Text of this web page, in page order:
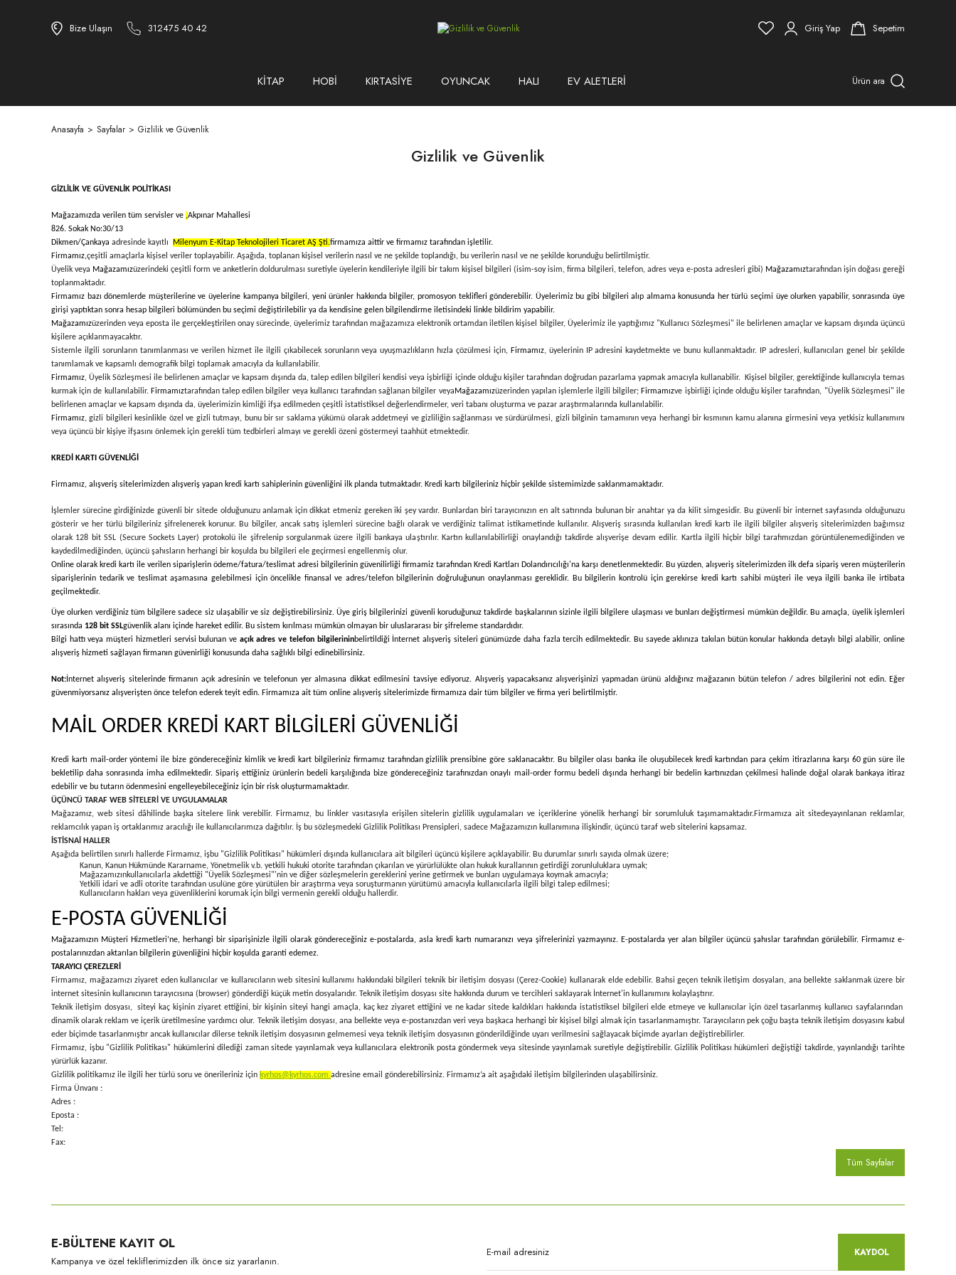
Bize Ulaşın 312475 40 42 Giriş Yap Sepetim
KİTAP HOBİ KIRTASİYE OYUNCAK HALI EV ALETLERİ Ürün ara
Anasayfa Sayfalar Gizlilik ve Güvenlik
Gizlilik ve Güvenlik
GİZLİLİK VE GÜVENLİK POLİTİKASI
Mağazamızda verilen tüm servisler ve ,Akpınar Mahallesi
826. Sokak No:30/13
Dikmen/Çankaya adresinde kayıtlı Milenyum E-Kitap Teknolojileri Ticaret AŞ Şti.firmamıza aittir ve firmamız tarafından işletilir.
Firmamız,çeşitli amaçlarla kişisel veriler toplayabilir. Aşağıda, toplanan kişisel verilerin nasıl ve ne şekilde toplandığı, bu verilerin nasıl ve ne şekilde korunduğu belirtilmiştir.
Üyelik veya Mağazamızüzerindeki çeşitli form ve anketlerin doldurulması suretiyle üyelerin kendileriyle ilgili bir takım kişisel bilgileri (isim-soy isim, firma bilgileri, telefon, adres veya e-posta adresleri gibi) Mağazamıztarafından işin doğası gereği
toplanmaktadır.
Firmamız bazı dönemlerde müşterilerine ve üyelerine kampanya bilgileri, yeni ürünler hakkında bilgiler, promosyon teklifleri gönderebilir. Üyelerimiz bu gibi bilgileri alıp almama konusunda her türlü seçimi üye olurken yapabilir, sonrasında üye
girişi yaptıktan sonra hesap bilgileri bölümünden bu seçimi değiştirilebilir ya da kendisine gelen bilgilendirme iletisindeki linkle bildirim yapabilir.
Mağazamızüzerinden veya eposta ile gerçekleştirilen onay sürecinde, üyelerimiz tarafından mağazamıza elektronik ortamdan iletilen kişisel bilgiler, Üyelerimiz ile yaptığımız "Kullanıcı Sözleşmesi" ile belirlenen amaçlar ve kapsam dışında üçüncü
kişilere açıklanmayacaktır.
Sistemle ilgili sorunların tanımlanması ve verilen hizmet ile ilgili çıkabilecek sorunların veya uyuşmazlıkların hızla çözülmesi için, Firmamız, üyelerinin IP adresini kaydetmekte ve bunu kullanmaktadır. IP adresleri, kullanıcıları genel bir şekilde
tanımlamak ve kapsamlı demografik bilgi toplamak amacıyla da kullanılabilir.
Firmamız, Üyelik Sözleşmesi ile belirlenen amaçlar ve kapsam dışında da, talep edilen bilgileri kendisi veya işbirliği içinde olduğu kişiler tarafından doğrudan pazarlama yapmak amacıyla kullanabilir. Kişisel bilgiler, gerektiğinde kullanıcıyla temas
kurmak için de kullanılabilir. Firmamıztarafından talep edilen bilgiler veya kullanıcı tarafından sağlanan bilgiler veya Mağazamızüzerinden yapılan işlemlerle ilgili bilgiler; Firmamızve işbirliği içinde olduğu kişiler tarafından, "Üyelik Sözleşmesi" ile
belirlenen amaçlar ve kapsam dışında da, üyelerimizin kimliği ifşa edilmeden çeşitli istatistiksel değerlendirmeler, veri tabanı oluşturma ve pazar araştırmalarında kullanılabilir.
Firmamız, gizli bilgileri kesinlikle özel ve gizli tutmayı, bunu bir sır saklama yükümü olarak addetmeyi ve gizliliğin sağlanması ve sürdürülmesi, gizli bilginin tamamının veya herhangi bir kısmının kamu alanına girmesini veya yetkisiz kullanımını
veya üçüncü bir kişiye ifşasını önlemek için gerekli tüm tedbirleri almayı ve gerekli özeni göstermeyi taahhüt etmektedir.
KREDİ KARTI GÜVENLİĞİ
Firmamız, alışveriş sitelerimizden alışveriş yapan kredi kartı sahiplerinin güvenliğini ilk planda tutmaktadır. Kredi kartı bilgileriniz hiçbir şekilde sistemimizde saklanmamaktadır.
İşlemler sürecine girdiğinizde güvenli bir sitede olduğunuzu anlamak için dikkat etmeniz gereken iki şey vardır. Bunlardan biri tarayıcınızın en alt satırında bulunan bir anahtar ya da kilit simgesidir. Bu güvenli bir internet sayfasında olduğunuzu
gösterir ve her türlü bilgileriniz şifrelenerek korunur. Bu bilgiler, ancak satış işlemleri sürecine bağlı olarak ve verdiğiniz talimat istikametinde kullanılır. Alışveriş sırasında kullanılan kredi kartı ile ilgili bilgiler alışveriş sitelerimizden bağımsız
olarak 128 bit SSL (Secure Sockets Layer) protokolü ile şifrelenip sorgulanmak üzere ilgili bankaya ulaştırılır. Kartın kullanılabilirliği onaylandığı takdirde alışverişe devam edilir. Kartla ilgili hiçbir bilgi tarafımızdan görüntülenemediğinden ve
kaydedilmediğinden, üçüncü şahısların herhangi bir koşulda bu bilgileri ele geçirmesi engellenmiş olur.
Online olarak kredi kartı ile verilen siparişlerin ödeme/fatura/teslimat adresi bilgilerinin güvenilirliği firmamiz tarafından Kredi Kartları Dolandırıcılığı'na karşı denetlenmektedir. Bu yüzden, alışveriş sitelerimizden ilk defa sipariş veren müşterilerin
siparişlerinin tedarik ve teslimat aşamasına gelebilmesi için öncelikle finansal ve adres/telefon bilgilerinin doğruluğunun onaylanması gereklidir. Bu bilgilerin kontrolü için gerekirse kredi kartı sahibi müşteri ile veya ilgili banka ile irtibata
geçilmektedir.
Üye olurken verdiğiniz tüm bilgilere sadece siz ulaşabilir ve siz değiştirebilirsiniz. Üye giriş bilgilerinizi güvenli koruduğunuz takdirde başkalarının sizinle ilgili bilgilere ulaşması ve bunları değiştirmesi mümkün değildir. Bu amaçla, üyelik işlemleri
sırasında 128 bit SSLgüvenlik alanı içinde hareket edilir. Bu sistem kırılması mümkün olmayan bir uluslararası bir şifreleme standardıdır.
Bilgi hattı veya müşteri hizmetleri servisi bulunan ve açık adres ve telefon bilgilerininbelirtildiği İnternet alışveriş siteleri günümüzde daha fazla tercih edilmektedir. Bu sayede aklınıza takılan bütün konular hakkında detaylı bilgi alabilir, online
alışveriş hizmeti sağlayan firmanın güvenirliği konusunda daha sağlıklı bilgi edinebilirsiniz.
Not: İnternet alışveriş sitelerinde firmanın açık adresinin ve telefonun yer almasına dikkat edilmesini tavsiye ediyoruz. Alışveriş yapacaksanız alışverişinizi yapmadan ürünü aldığınız mağazanın bütün telefon / adres bilgilerini not edin. Eğer
güvenmiyorsanız alışverişten önce telefon ederek teyit edin. Firmamıza ait tüm online alışveriş sitelerimizde firmamıza dair tüm bilgiler ve firma yeri belirtilmiştir.
MAİL ORDER KREDİ KART BİLGİLERİ GÜVENLİĞİ
Kredi kartı mail-order yöntemi ile bize göndereceğiniz kimlik ve kredi kart bilgileriniz firmamız tarafından gizlilik prensibine göre saklanacaktır. Bu bilgiler olası banka ile oluşubilecek kredi kartından para çekim itirazlarına karşı 60 gün süre ile
bekletilip daha sonrasında imha edilmektedir. Sipariş ettiğiniz ürünlerin bedeli karşılığında bize göndereceğiniz tarafınızdan onaylı mail-order formu bedeli dışında herhangi bir bedelin kartınızdan çekilmesi halinde doğal olarak bankaya itiraz
edebilir ve bu tutarın ödenmesini engelleyebileceğiniz için bir risk oluşturmamaktadır.
ÜÇÜNCÜ TARAF WEB SİTELERİ VE UYGULAMALAR
Mağazamız, web sitesi dâhilinde başka sitelere link verebilir. Firmamız, bu linkler vasıtasıyla erişilen sitelerin gizlilik uygulamaları ve içeriklerine yönelik herhangi bir sorumluluk taşımamaktadır.Firmamıza ait sitedeyayınlanan reklamlar,
reklamcılık yapan iş ortaklarımız aracılığı ile kullanıcılarımıza dağıtılır. İş bu sözleşmedeki Gizlilik Politikası Prensipleri, sadece Mağazamızın kullanımına ilişkindir, üçüncü taraf web sitelerini kapsamaz.
İSTİSNAİ HALLER
Aşağıda belirtilen sınırlı hallerde Firmamız, işbu "Gizlilik Politikası" hükümleri dışında kullanıcılara ait bilgileri üçüncü kişilere açıklayabilir. Bu durumlar sınırlı sayıda olmak üzere;
Kanun, Kanun Hükmünde Kararname, Yönetmelik v.b. yetkili hukuki otorite tarafından çıkarılan ve yürürlülükte olan hukuk kurallarının getirdiği zorunluluklara uymak;
Mağazamızınkullanıcılarla akdettiği "Üyelik Sözleşmesi"'nin ve diğer sözleşmelerin gereklerini yerine getirmek ve bunları uygulamaya koymak amacıyla;
Yetkili idari ve adli otorite tarafından usulüne göre yürütülen bir araştırma veya soruşturmanın yürütümü amacıyla kullanıcılarla ilgili bilgi talep edilmesi;
Kullanıcıların hakları veya güvenliklerini korumak için bilgi vermenin gerekli olduğu hallerdir.
E-POSTA GÜVENLİĞİ
Mağazamızın Müşteri Hizmetleri’ne, herhangi bir siparişinizle ilgili olarak göndereceğiniz e-postalarda, asla kredi kartı numaranızı veya şifrelerinizi yazmayınız. E-postalarda yer alan bilgiler üçüncü şahıslar tarafından görülebilir. Firmamız e-
postalarınızdan aktarılan bilgilerin güvenliğini hiçbir koşulda garanti edemez.
TARAYICI ÇEREZLERİ
Firmamız, mağazamızı ziyaret eden kullanıcılar ve kullanıcıların web sitesini kullanımı hakkındaki bilgileri teknik bir iletişim dosyası (Çerez-Cookie) kullanarak elde edebilir. Bahsi geçen teknik iletişim dosyaları, ana bellekte saklanmak üzere bir
internet sitesinin kullanıcının tarayıcısına (browser) gönderdiği küçük metin dosyalarıdır. Teknik iletişim dosyası site hakkında durum ve tercihleri saklayarak İnternet'in kullanımını kolaylaştırır.
Teknik iletişim dosyası, siteyi kaç kişinin ziyaret ettiğini, bir kişinin siteyi hangi amaçla, kaç kez ziyaret ettiğini ve ne kadar sitede kaldıkları hakkında istatistiksel bilgileri elde etmeye ve kullanıcılar için özel tasarlanmış kullanıcı sayfalarından
dinamik olarak reklam ve içerik üretilmesine yardımcı olur. Teknik iletişim dosyası, ana bellekte veya e-postanızdan veri veya başkaca herhangi bir kişisel bilgi almak için tasarlanmamıştır. Tarayıcıların pek çoğu başta teknik iletişim dosyasını kabul
eder biçimde tasarlanmıştır ancak kullanıcılar dilerse teknik iletişim dosyasının gelmemesi veya teknik iletişim dosyasının gönderildiğinde uyarı verilmesini sağlayacak biçimde ayarları değiştirebilirler.
Firmamız, işbu "Gizlilik Politikası" hükümlerini dilediği zaman sitede yayınlamak veya kullanıcılara elektronik posta göndermek veya sitesinde yayınlamak suretiyle değiştirebilir. Gizlilik Politikası hükümleri değiştiği takdirde, yayınlandığı tarihte
yürürlük kazanır.
Gizlilik politikamız ile ilgili her türlü soru ve önerileriniz için kyrhos@kyrhos.com adresine email gönderebilirsiniz. Firmamız’a ait aşağıdaki iletişim bilgilerinden ulaşabilirsiniz.
Firma Ünvanı :
Adres :
Eposta :
Tel:
Fax:
Tüm Sayfalar
E-BÜLTENE KAYIT OL
Kampanya ve özel tekliflerimizden ilk önce siz yararlanın.
KAYDOL